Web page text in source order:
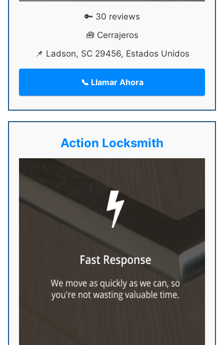
🔑 30 reviews
🧰 Cerrajeros
📌 Ladson, SC 29456, Estados Unidos
📞 Llamar Ahora
Action Locksmith